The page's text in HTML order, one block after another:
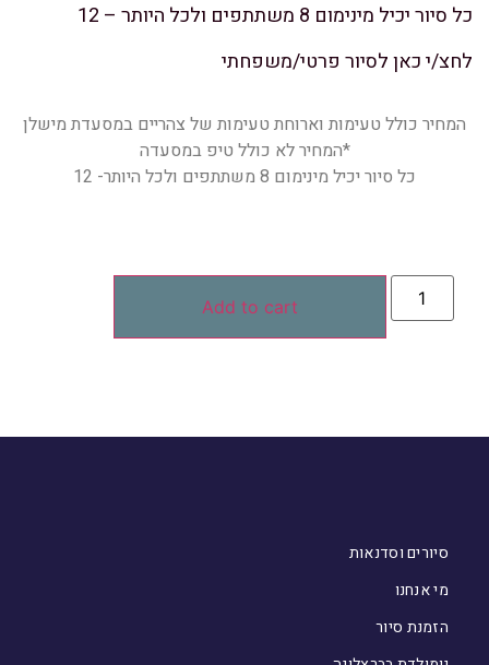
כל סיור יכיל מינימום 8 משתתפים ולכל היותר – 12
לחצ/י כאן לסיור פרטי/משפחתי
המחיר כולל טעימות וארוחת טעימות של צהריים במסעדת מישלן
*המחיר לא כולל טיפ במסעדה
כל סיור יכיל מינימום 8 משתתפים ולכל היותר- 12
Add to cart
סיורים וסדנאות
מי אנחנו
הזמנת סיור